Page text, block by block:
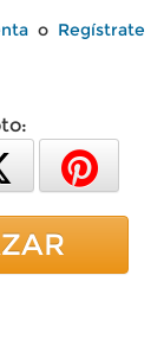
o Regístrate